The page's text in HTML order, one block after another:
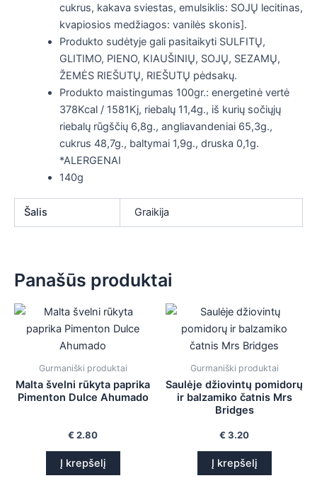
cukrus, kakava sviestas, emulsiklis: SOJŲ lecitinas,
kvapiosios medžiagos: vanilės skonis].
Produkto sudėtyje gali pasitaikyti SULFITŲ,
GLITIMO, PIENO, KIAUŠINIŲ, SOJŲ, SEZAMŲ,
ŽEMĖS RIEŠUTŲ, RIEŠUTŲ pėdsakų.
Produkto maistingumas 100gr.: energetinė vertė
378Kcal / 1581Kj, riebalų 11,4g., iš kurių sočiųjų
riebalų rūgščių 6,8g., angliavandeniai 65,3g.,
cukrus 48,7g., baltymai 1,9g., druska 0,1g.
*ALERGENAI
140g
Šalis Graikija
Panašūs produktai
Gurmaniški produktai
Malta švelni rūkyta paprika
Pimenton Dulce Ahumado
€ 2.80
Į krepšelį
Gurmaniški produktai
Saulėje džiovintų pomidorų
ir balzamiko čatnis Mrs
Bridges
€ 3.20
Į krepšelį